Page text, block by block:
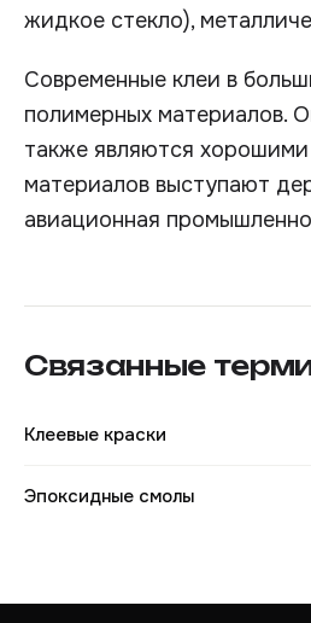
жидкое стекло),
Современные клеи в
полимерных материалов.
также являются
материалов выступают
авиационная
Связанные
Клеевые краски
Эпоксидные смолы